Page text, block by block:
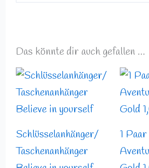
Das könnte dir auch gefallen …
Schlüsselanhänger/
Taschenanhänger
Preisspanne:
4,99 €
bis
8,49 €
1